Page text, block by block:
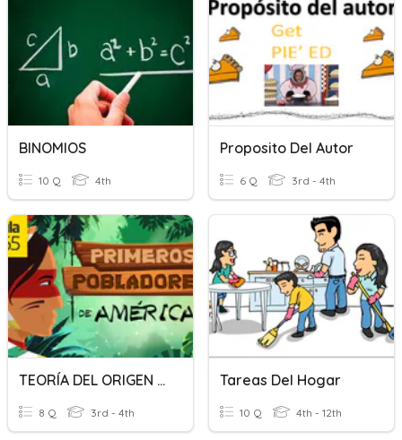
BINOMIOS
10 Q 4th
Proposito Del Autor
6 Q 3rd - 4th
TEORÍA DEL ORIGEN ÚNICO
8 Q 3rd - 4th
Tareas Del Hogar
10 Q 4th - 12th